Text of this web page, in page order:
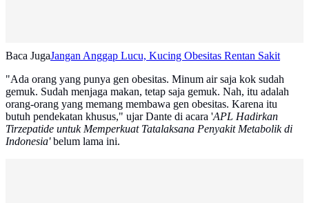
Baca JugaJangan Anggap Lucu, Kucing Obesitas Rentan Sakit
"Ada orang yang punya gen obesitas. Minum air saja kok sudah
gemuk. Sudah menjaga makan, tetap saja gemuk. Nah, itu adalah
orang-orang yang memang membawa gen obesitas. Karena itu
butuh pendekatan khusus," ujar Dante di acara 'APL Hadirkan
Tirzepatide untuk Memperkuat Tatalaksana Penyakit Metabolik di
Indonesia'belum lama ini.